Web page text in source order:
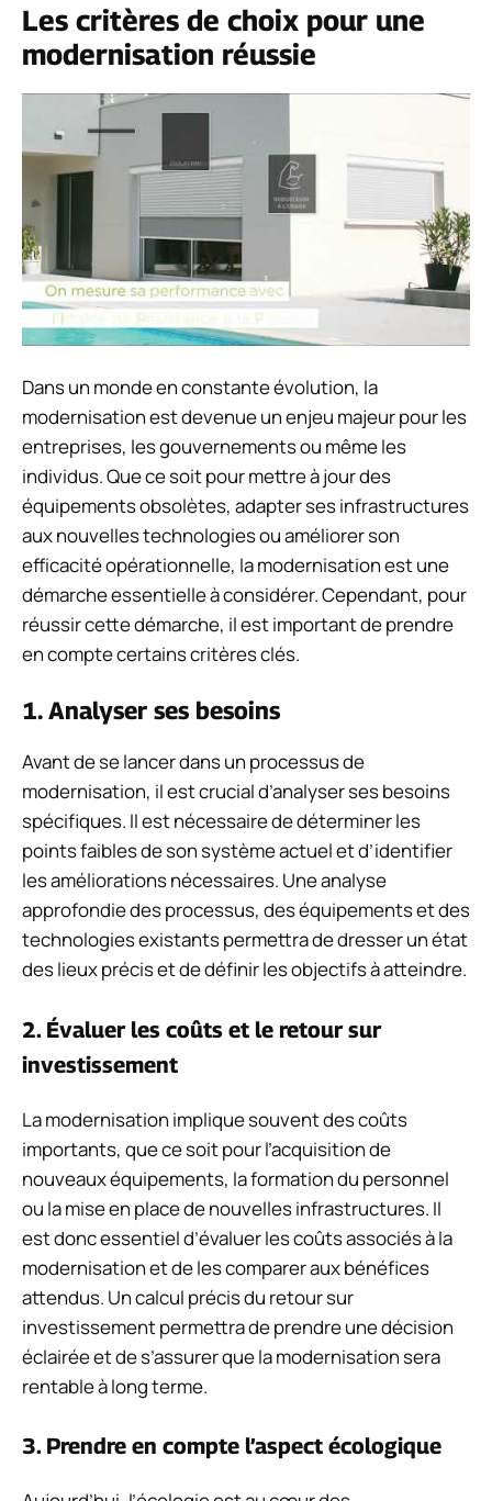
Les critères de choix pour une
modernisation réussie
Dans un monde en constante évolution, la
modernisation est devenue un enjeu majeur pour les
entreprises, les gouvernements ou même les
individus. Que ce soit pour mettre à jour des
équipements obsolètes, adapter ses infrastructures
aux nouvelles technologies ou améliorer son
efficacité opérationnelle, la modernisation est une
démarche essentielle à considérer. Cependant, pour
réussir cette démarche, il est important de prendre
en compte certains critères clés.
1. Analyser ses besoins
Avant de se lancer dans un processus de
modernisation, il est crucial d’analyser ses besoins
spécifiques. Il est nécessaire de déterminer les
points faibles de son système actuel et d’identifier
les améliorations nécessaires. Une analyse
approfondie des processus, des équipements et des
technologies existants permettra de dresser un état
des lieux précis et de définir les objectifs à atteindre.
2. Évaluer les coûts et le retour sur
investissement
La modernisation implique souvent des coûts
importants, que ce soit pour l’acquisition de
nouveaux équipements, la formation du personnel
ou la mise en place de nouvelles infrastructures. Il
est donc essentiel d’évaluer les coûts associés à la
modernisation et de les comparer aux bénéfices
attendus. Un calcul précis du retour sur
investissement permettra de prendre une décision
éclairée et de s’assurer que la modernisation sera
rentable à long terme.
3. Prendre en compte l’aspect écologique